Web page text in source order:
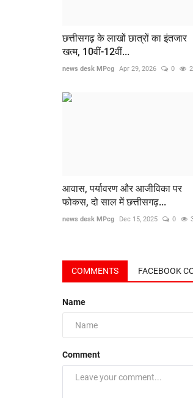
छत्तीसगढ़ के लाखों छात्रों का इंतजार
खत्म, 10वीं-12वीं...
news desk MPcg Apr 29, 2026 0
आवास, पर्यावरण और आजीविका पर
फोकस, दो साल में छत्तीसगढ़...
news desk MPcg Dec 15, 2025 0
COMMENTS FACEBOOK
Name
Comment